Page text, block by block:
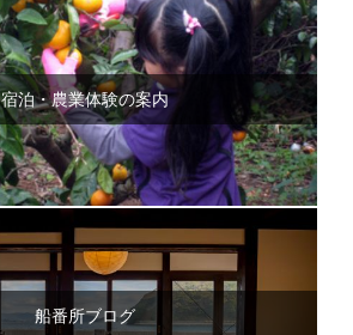
宿泊・農業体験の案内
船番所ブログ